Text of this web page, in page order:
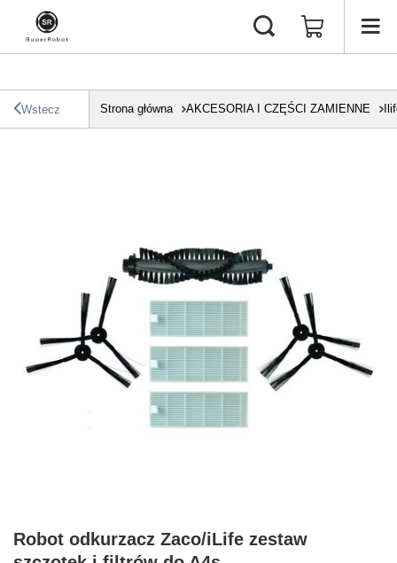
Wstecz Strona główna AKCESORIA I CZĘŚCI ZAMIENNE
Robot odkurzacz Zaco/iLife zestaw